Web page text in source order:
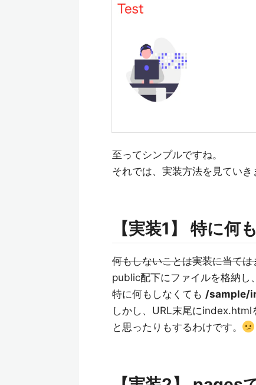
至ってシンプルですね。
それでは、実装方法を見ていき
【実装1】 特に何
何もしないことは実装に当ては
public配下にファイルを格納し、
特に何もしなくても /sample/
しかし、URL末尾にindex.html
と思ったりもするわけです。